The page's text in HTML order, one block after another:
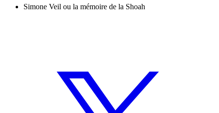
Simone Veil ou la mémoire de la Shoah